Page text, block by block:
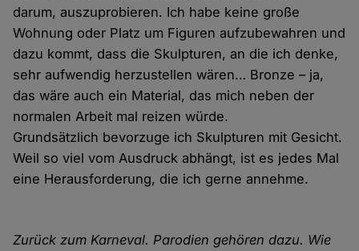
darum, auszuprobieren. Ich habe keine große
Wohnung oder Platz um Figuren aufzubewahren und
dazu kommt, dass die Skulpturen, an die ich denke,
sehr aufwendig herzustellen wären… Bronze – ja,
das wäre auch ein Material, das mich neben der
normalen Arbeit mal reizen würde.
Grundsätzlich bevorzuge ich Skulpturen mit Gesicht.
Weil so viel vom Ausdruck abhängt, ist es jedes Mal
eine Herausforderung, die ich gerne annehme.
Zurück zum Karneval. Parodien gehören dazu. Wie